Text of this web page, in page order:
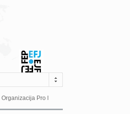
Sarajeva dugogodišnjoj...
Pro Educa juče je uspješno